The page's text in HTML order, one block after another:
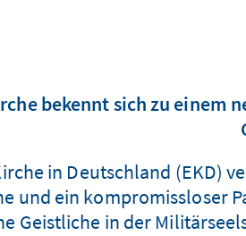
bekennt sich zu
in Deutschland (EKD)
und ein kompromissloser
Geistliche in der